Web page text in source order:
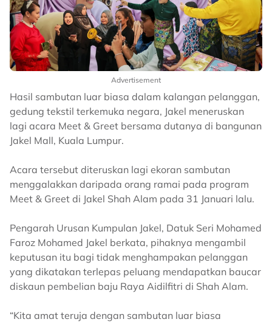
Advertisement
Hasil sambutan luar biasa dalam kalangan pelanggan,
gedung tekstil terkemuka negara, Jakel meneruskan
lagi acara Meet & Greet bersama dutanya di bangunan
Jakel Mall, Kuala Lumpur.
Acara tersebut diteruskan lagi ekoran sambutan
menggalakkan daripada orang ramai pada program
Meet & Greet di Jakel Shah Alam pada 31 Januari lalu.
Pengarah Urusan Kumpulan Jakel, Datuk Seri Mohamed
Faroz Mohamed Jakel berkata, pihaknya mengambil
keputusan itu bagi tidak menghampakan pelanggan
yang dikatakan terlepas peluang mendapatkan baucar
diskaun pembelian baju Raya Aidilfitri di Shah Alam.
“Kita amat teruja dengan sambutan luar biasa